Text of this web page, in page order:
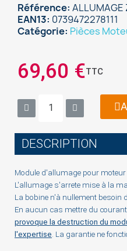
Référence ALLUMAGE
EAN13 0739472278111
Catégorie Pièces
69,60 €TTC
DESCRIPTION
Module d'allumage pour moteur
L'allumage s'arrete mise à la
La bobine n'à nullement besoin
En aucun cas mettre du
provoque la destruction du
l'expertise . La garantie ne
Sign in
You need to be logged
wish list.
Cancel